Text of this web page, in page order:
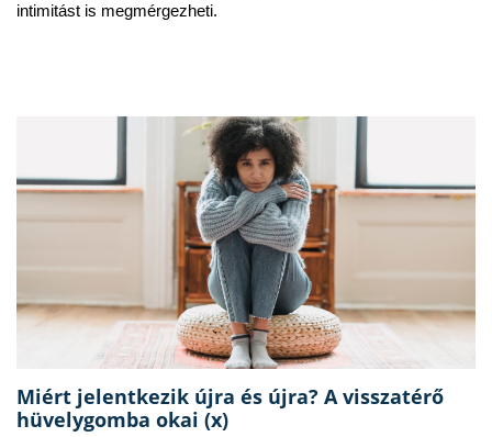
intimitást is megmérgezheti.
Miért jelentkezik újra és újra? A visszatérő
hüvelygomba okai (x)